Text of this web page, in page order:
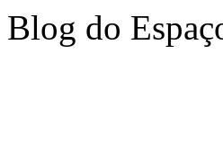
Blog do